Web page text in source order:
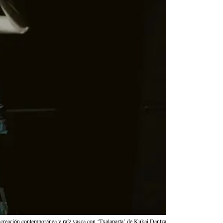
contemporánea y raíz vasca con ‘Txalaparta’ de Kukai Dantza